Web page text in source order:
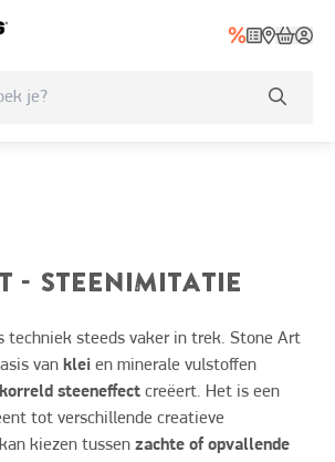
- STEENIMITATIE
techniek steeds vaker in trek. Stone Art
van klei en minerale vulstoffen
steeneffect creëert. Het is een
tot verschillende creatieve
kiezen tussen zachte of opvallende